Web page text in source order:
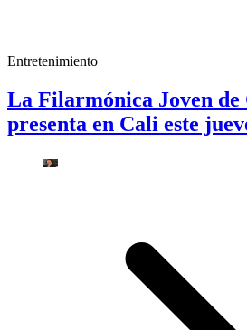
Entretenimiento
La Filarmónica Joven de
presenta en Cali este